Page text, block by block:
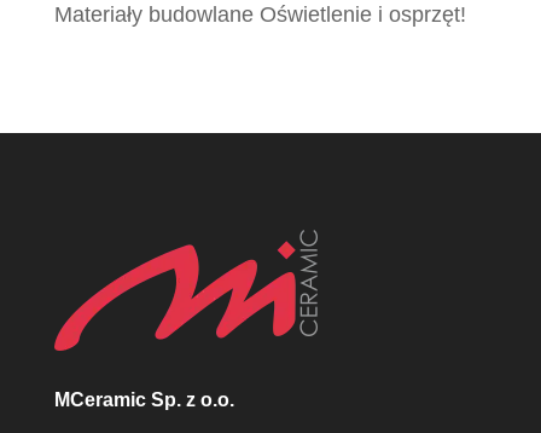
Materiały budowlane Oświetlenie i osprzęt!
MCeramic Sp. z o.o.